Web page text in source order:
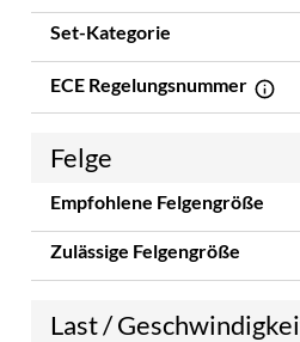
Set-Kategorie
ECE Regelungsnummer
Felge
Empfohlene Felgengröße
Zulässige Felgengröße
Last /